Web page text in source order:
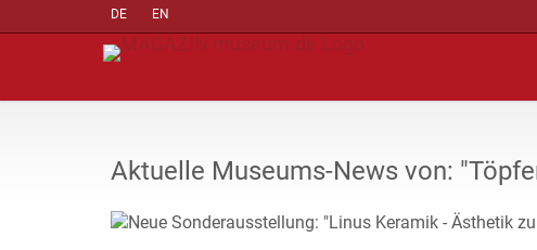
DE EN
Aktuelle Museums-News von: